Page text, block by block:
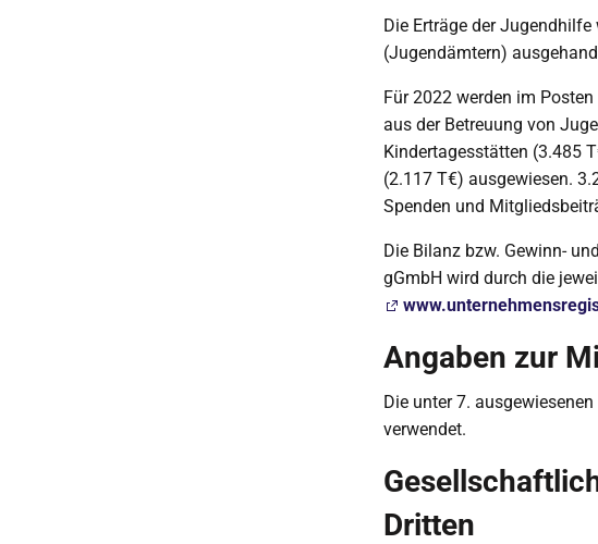
Die Erträge der
(Jugendämtern)
Für 2022 werden im
aus der Betreuung von
Kindertagesstätten (3.485
(2.117 T€) ausgewiesen.
Spenden und
Die Bilanz bzw. Gewinn-
gGmbH wird durch die
Angaben zur
Die unter 7.
verwendet.
Dritten